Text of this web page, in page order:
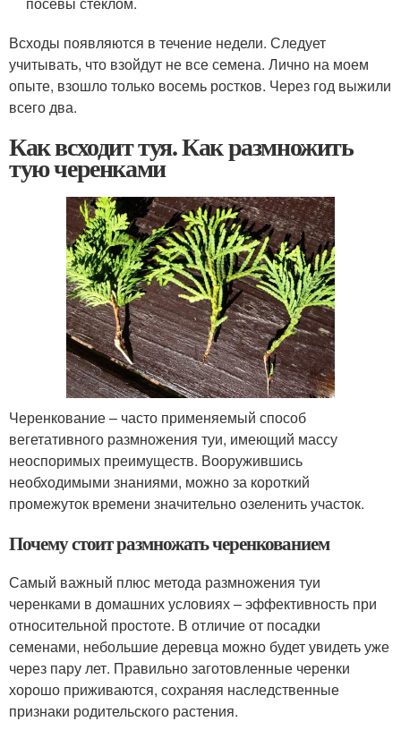
Всходы появляются в течение недели. Следует
учитывать, что взойдут не все семена. Лично на моем
опыте, взошло только восемь ростков. Через год выжили
всего два.
Как всходит туя. Как размножить
тую черенками
Черенкование – часто применяемый способ
вегетативного размножения туи, имеющий массу
неоспоримых преимуществ. Вооружившись
необходимыми знаниями, можно за короткий
промежуток времени значительно озеленить участок.
Почему стоит размножать черенкованием
Самый важный плюс метода размножения туи
черенками в домашних условиях – эффективность при
относительной простоте. В отличие от посадки
семенами, небольшие деревца можно будет увидеть уже
через пару лет. Правильно заготовленные черенки
хорошо приживаются, сохраняя наследственные
признаки родительского растения.